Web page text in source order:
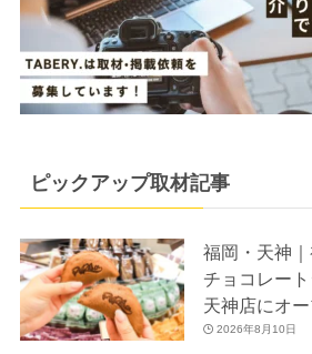
ピックアップ取材記事
福岡・天神
チョコレー
天神店にオ
2026年8月10日